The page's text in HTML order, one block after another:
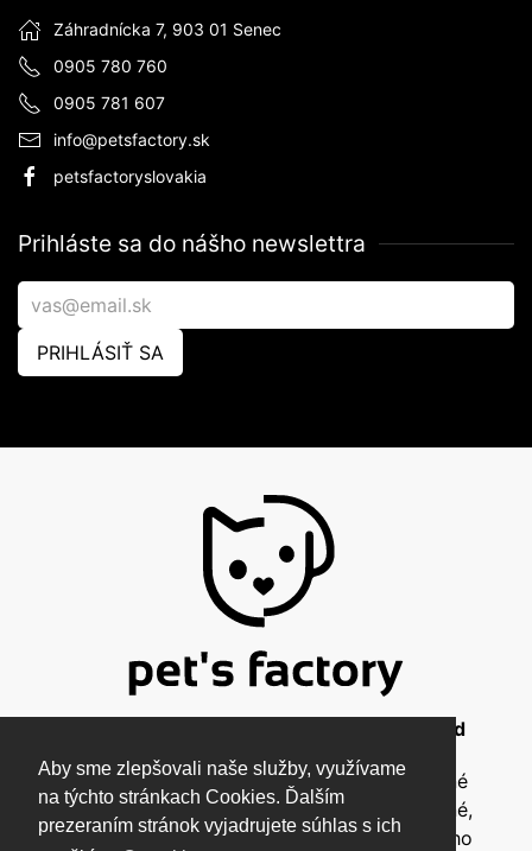
Aby sme zlepšovali naše služby, využívame
na týchto stránkach Cookies. Ďalším
prezeraním stránok vyjadrujete súhlas s ich
Záhradnícka 7, 903 01 Senec
0905 780 760
0905 781 607
info@petsfactory.sk
petsfactoryslovakia
Prihláste sa do nášho newslettra
PRIHLÁSIŤ SA
© 2026 Pet's Factory - All Rights Reserved
Táto stránka a všetky jej súčasti sú chránené
autorským zákonom a nesmú byť kopírované,
rozmnožované ani inak šírené bez písomného